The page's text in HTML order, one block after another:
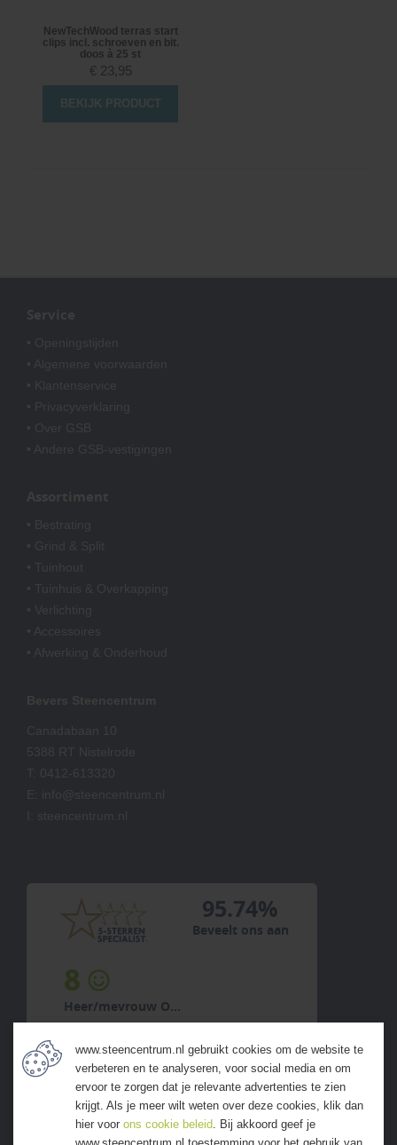
NewTechWood terras start
clips incl. schroeven en bit.
doos à 25 st
€ 23,95
BEKIJK PRODUCT
95.74%
Beveelt ons aan
8
Heer/mevrouw O...
previous
next
www.steencentrum.nl gebruikt cookies om de website te
verbeteren en te analyseren, voor social media en om
ervoor te zorgen dat je relevante advertenties te zien
krijgt. Als je meer wilt weten over deze cookies, klik dan
hier voor ons cookie beleid. Bij akkoord geef je